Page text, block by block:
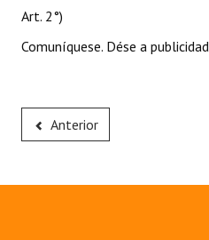
Art. 2°)
Comuníquese. Dése a
Anterior